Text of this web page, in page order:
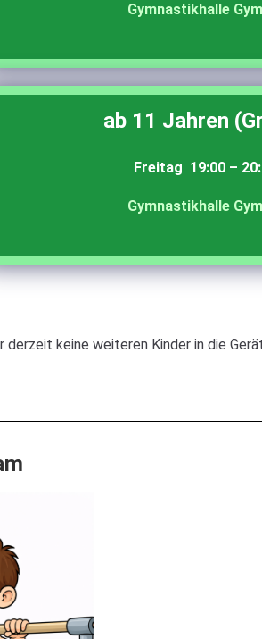
Gymnastikhalle
ab 11 Jahren
Freitag 19:00 –
Gymnastikhalle
derzeit keine weiteren Kinder in die